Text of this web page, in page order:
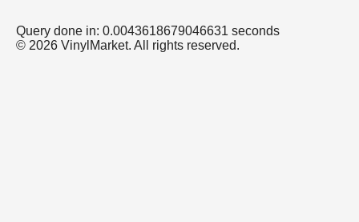
Query done in: 0.0043618679046631 seconds
© 2026 VinylMarket. All rights reserved.